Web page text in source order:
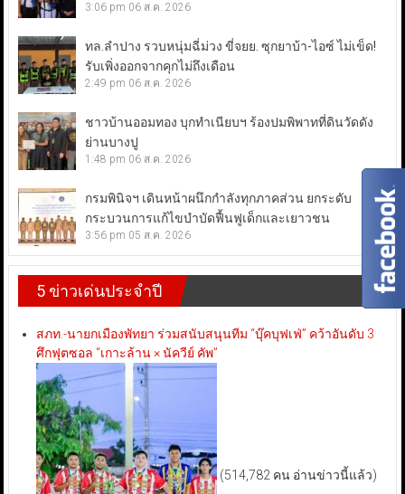
3:06 pm 06 ส.ค. 2026
ทล.ลำปาง รวบหนุ่มฉี่ม่วง ขี่จยย. ซุกยาบ้า-ไอซ์ ไม่เข็ด!
รับเพิ่งออกจากคุกไม่ถึงเดือน
2:49 pm 06 ส.ค. 2026
ชาวบ้านออมทอง บุกทำเนียบฯ ร้องปมพิพาทที่ดินวัดดัง
ย่านบางปู
1:48 pm 06 ส.ค. 2026
กรมพินิจฯ เดินหน้าผนึกกำลังทุกภาคส่วน ยกระดับ
กระบวนการแก้ไขบำบัดฟื้นฟูเด็กและเยาวชน
3:56 pm 05 ส.ค. 2026
5 ข่าวเด่นประจำปี
สภท.-นายกเมืองพัทยา ร่วมสนับสนุนทีม “บุ๊คบุฟเฟ่” คว้าอันดับ 3
ศึกฟุตซอล “เกาะล้าน × นัควีย์ คัพ”
(514,782 คน อ่านข่าวนี้แล้ว)